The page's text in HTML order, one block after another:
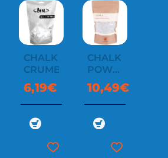
CHALK
CRUMBLE
6,19€
CHALK
POWDER
300 G
10,49€